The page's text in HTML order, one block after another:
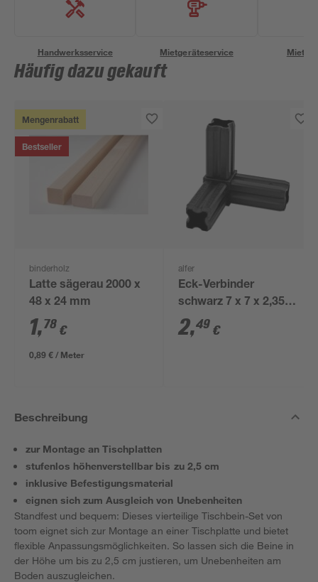
Handwerksservice Mietgeräteservice
Häufig dazu gekauft
Mengenrabatt
Bestseller
binderholz
Latte sägerau 2000 x
48 x 24 mm
1,78 €
0,89 € / Meter
alfer
Eck-Verbinder
schwarz 7 x 7 x 2,35
cm
2,49 €
Beschreibung
zur Montage an Tischplatten
stufenlos höhenverstellbar bis zu 2,5 cm
inklusive Befestigungsmaterial
eignen sich zum Ausgleich von Unebenheiten
Standfest und bequem: Dieses vierteilige Tischbein-Set von
toom eignet sich zur Montage an einer Tischplatte und bietet
flexible Anpassungsmöglichkeiten. So lassen sich die Beine in
der Höhe um bis zu 2,5 cm justieren, um Unebenheiten am
Boden auszugleichen.